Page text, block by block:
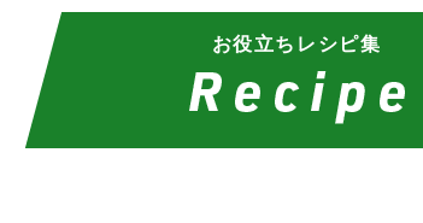
お役立ちレシピ集